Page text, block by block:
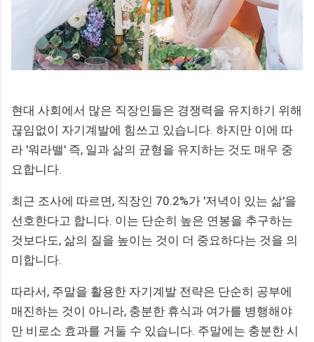
현대 사회에서 많은 직장인들은 경쟁력을 유지하기 위해
끊임없이 자기계발에 힘쓰고 있습니다. 하지만 이에 따
라 '워라밸' 즉, 일과 삶의 균형을 유지하는 것도 매우 중
요합니다.
최근 조사에 따르면, 직장인 70.2%가 '저녁이 있는 삶'을
선호한다고 합니다. 이는 단순히 높은 연봉을 추구하는
것보다도, 삶의 질을 높이는 것이 더 중요하다는 것을 의
미합니다.
따라서, 주말을 활용한 자기계발 전략은 단순히 공부에
매진하는 것이 아니라, 충분한 휴식과 여가를 병행해야
만 비로소 효과를 거둘 수 있습니다. 주말에는 충분한 시